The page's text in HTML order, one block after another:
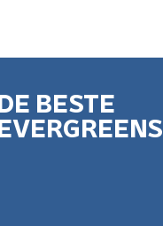
DE BESTE
EVERGREENS